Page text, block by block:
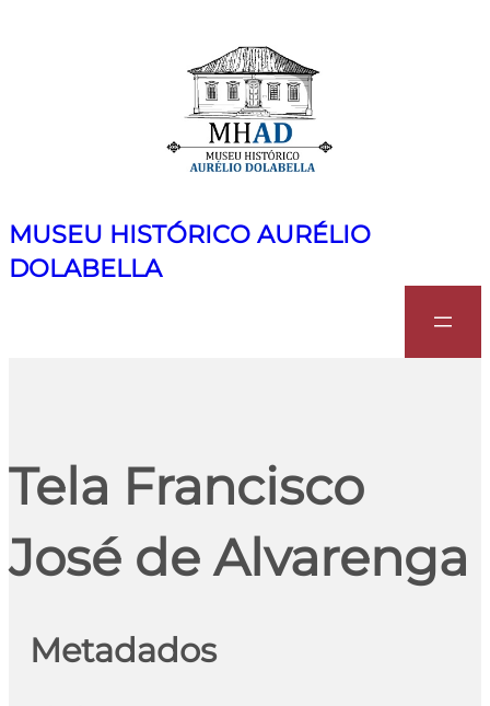
MUSEU HISTÓRICO AURÉLIO
DOLABELLA
Tela Francisco
José de Alvarenga
Metadados